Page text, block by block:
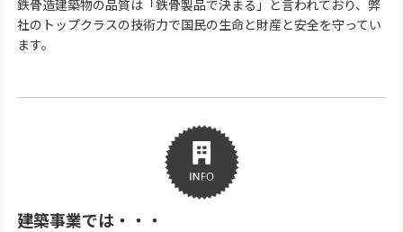
鉄骨造建築物の品質は「鉄骨製品で決まる」と言われており、弊
社のトップクラスの技術力で国民の生命と財産と安全を守ってい
ます。
建築事業では・・・